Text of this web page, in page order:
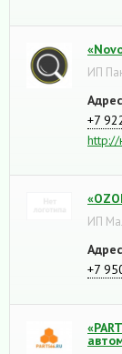
ИП
+7
http://
ИП
+7